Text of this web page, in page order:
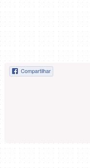
Compartilhar